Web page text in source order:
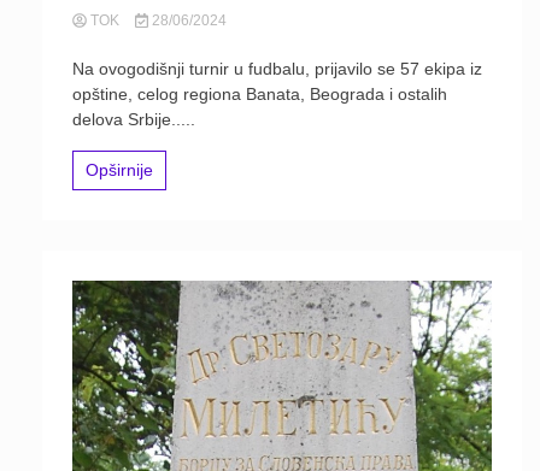
TOK 28/06/2024
Na ovogodišnji turnir u fudbalu, prijavilo se 57 ekipa iz
opštine, celog regiona Banata, Beograda i ostalih
delova Srbije.....
Opširnije